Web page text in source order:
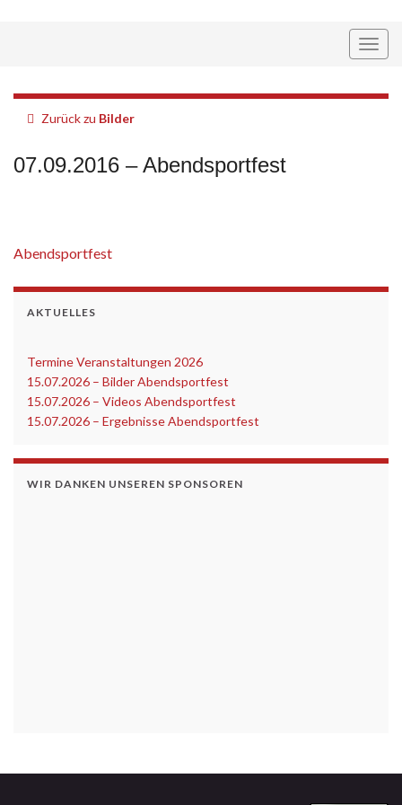
Zurück zu Bilder
07.09.2016 – Abendsportfest
Abendsportfest
AKTUELLES
Termine Veranstaltungen 2026
15.07.2026 – Bilder Abendsportfest
15.07.2026 – Videos Abendsportfest
15.07.2026 – Ergebnisse Abendsportfest
WIR DANKEN UNSEREN SPONSOREN